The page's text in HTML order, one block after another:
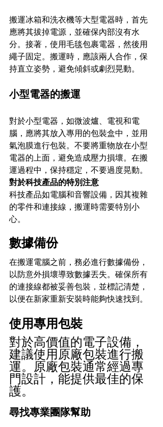
搬運冰箱和洗衣機等大型電器時，首先
應將其拔掉電源，並確保內部沒有水
分。接著，使用毛毯包裹電器，然後用
繩子固定。搬運時，應該兩人合作，保
持直立姿勢，避免傾斜或劇烈晃動。
小型電器的搬運
對於小型電器，如微波爐、電視和電
腦，應將其放入專用的包裝盒中，並用
氣泡膜進行包裝。不要將重物放在小型
電器的上面，避免造成壓力損壞。在搬
運過程中，保持穩定，不要過度晃動。
對於科技產品的特別注意
科技產品如電腦和音響設備，因其複雜
的零件和連接線，搬運時需要特別小
心。
數據備份
在搬運電腦之前，務必進行數據備份，
以防意外損壞導致數據丟失。確保所有
的連接線都被妥善包裝，並標記清楚，
以便在新家重新安裝時能夠快速找到。
使用專用包裝
對於高價值的電子設備，
建議使用原廠包裝進行搬
運。原廠包裝通常經過專
門設計，能提供最佳的保
護。
尋找專業團隊幫助